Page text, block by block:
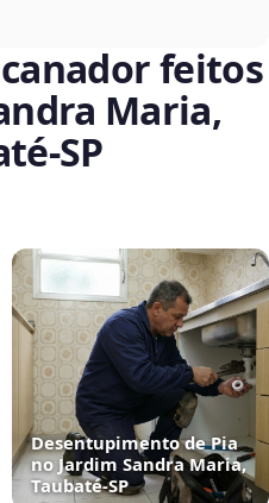
feitos
Maria,
Desentupimento de Pia
no Jardim Sandra Maria,
Taubaté‑SP